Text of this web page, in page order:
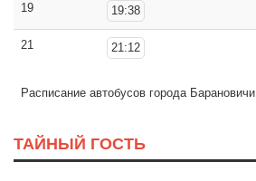
19 19:38
21 21:12
Расписание автобусов города Барановичи
ТАЙНЫЙ ГОСТЬ